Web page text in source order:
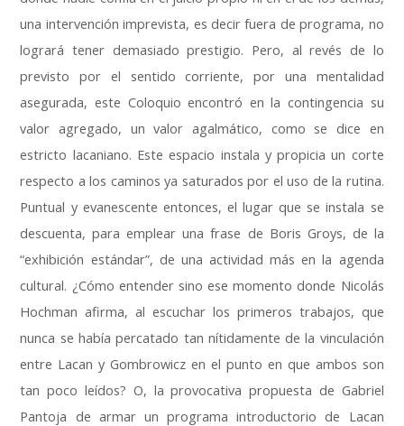
una intervención imprevista, es decir fuera de programa, no
logrará tener demasiado prestigio. Pero, al revés de lo
previsto por el sentido corriente, por una mentalidad
asegurada, este Coloquio encontró en la contingencia su
valor agregado, un valor agalmático, como se dice en
estricto lacaniano. Este espacio instala y propicia un corte
respecto a los caminos ya saturados por el uso de la rutina.
Puntual y evanescente entonces, el lugar que se instala se
descuenta, para emplear una frase de Boris Groys, de la
“exhibición estándar”, de una actividad más en la agenda
cultural. ¿Cómo entender sino ese momento donde Nicolás
Hochman afirma, al escuchar los primeros trabajos, que
nunca se había percatado tan nítidamente de la vinculación
entre Lacan y Gombrowicz en el punto en que ambos son
tan poco leídos? O, la provocativa propuesta de Gabriel
Pantoja de armar un programa introductorio de Lacan